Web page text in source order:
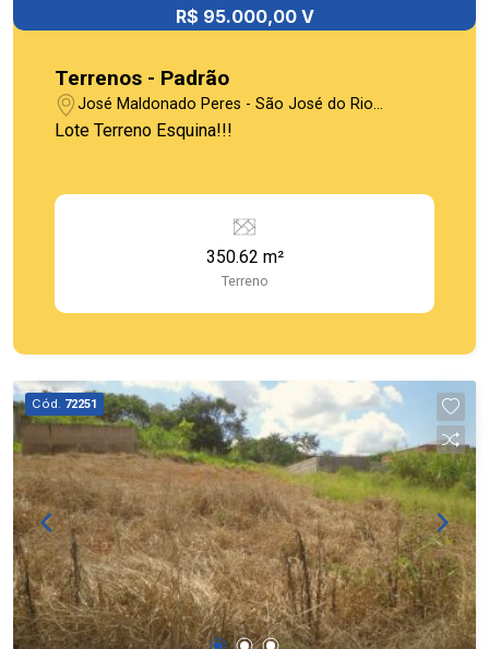
R$ 95.000,00 V
Terrenos - Padrão
José Maldonado Peres - São José do Rio
Pardo/SP
Lote Terreno Esquina!!!
350.62 m²
Terreno
Cód. 72251